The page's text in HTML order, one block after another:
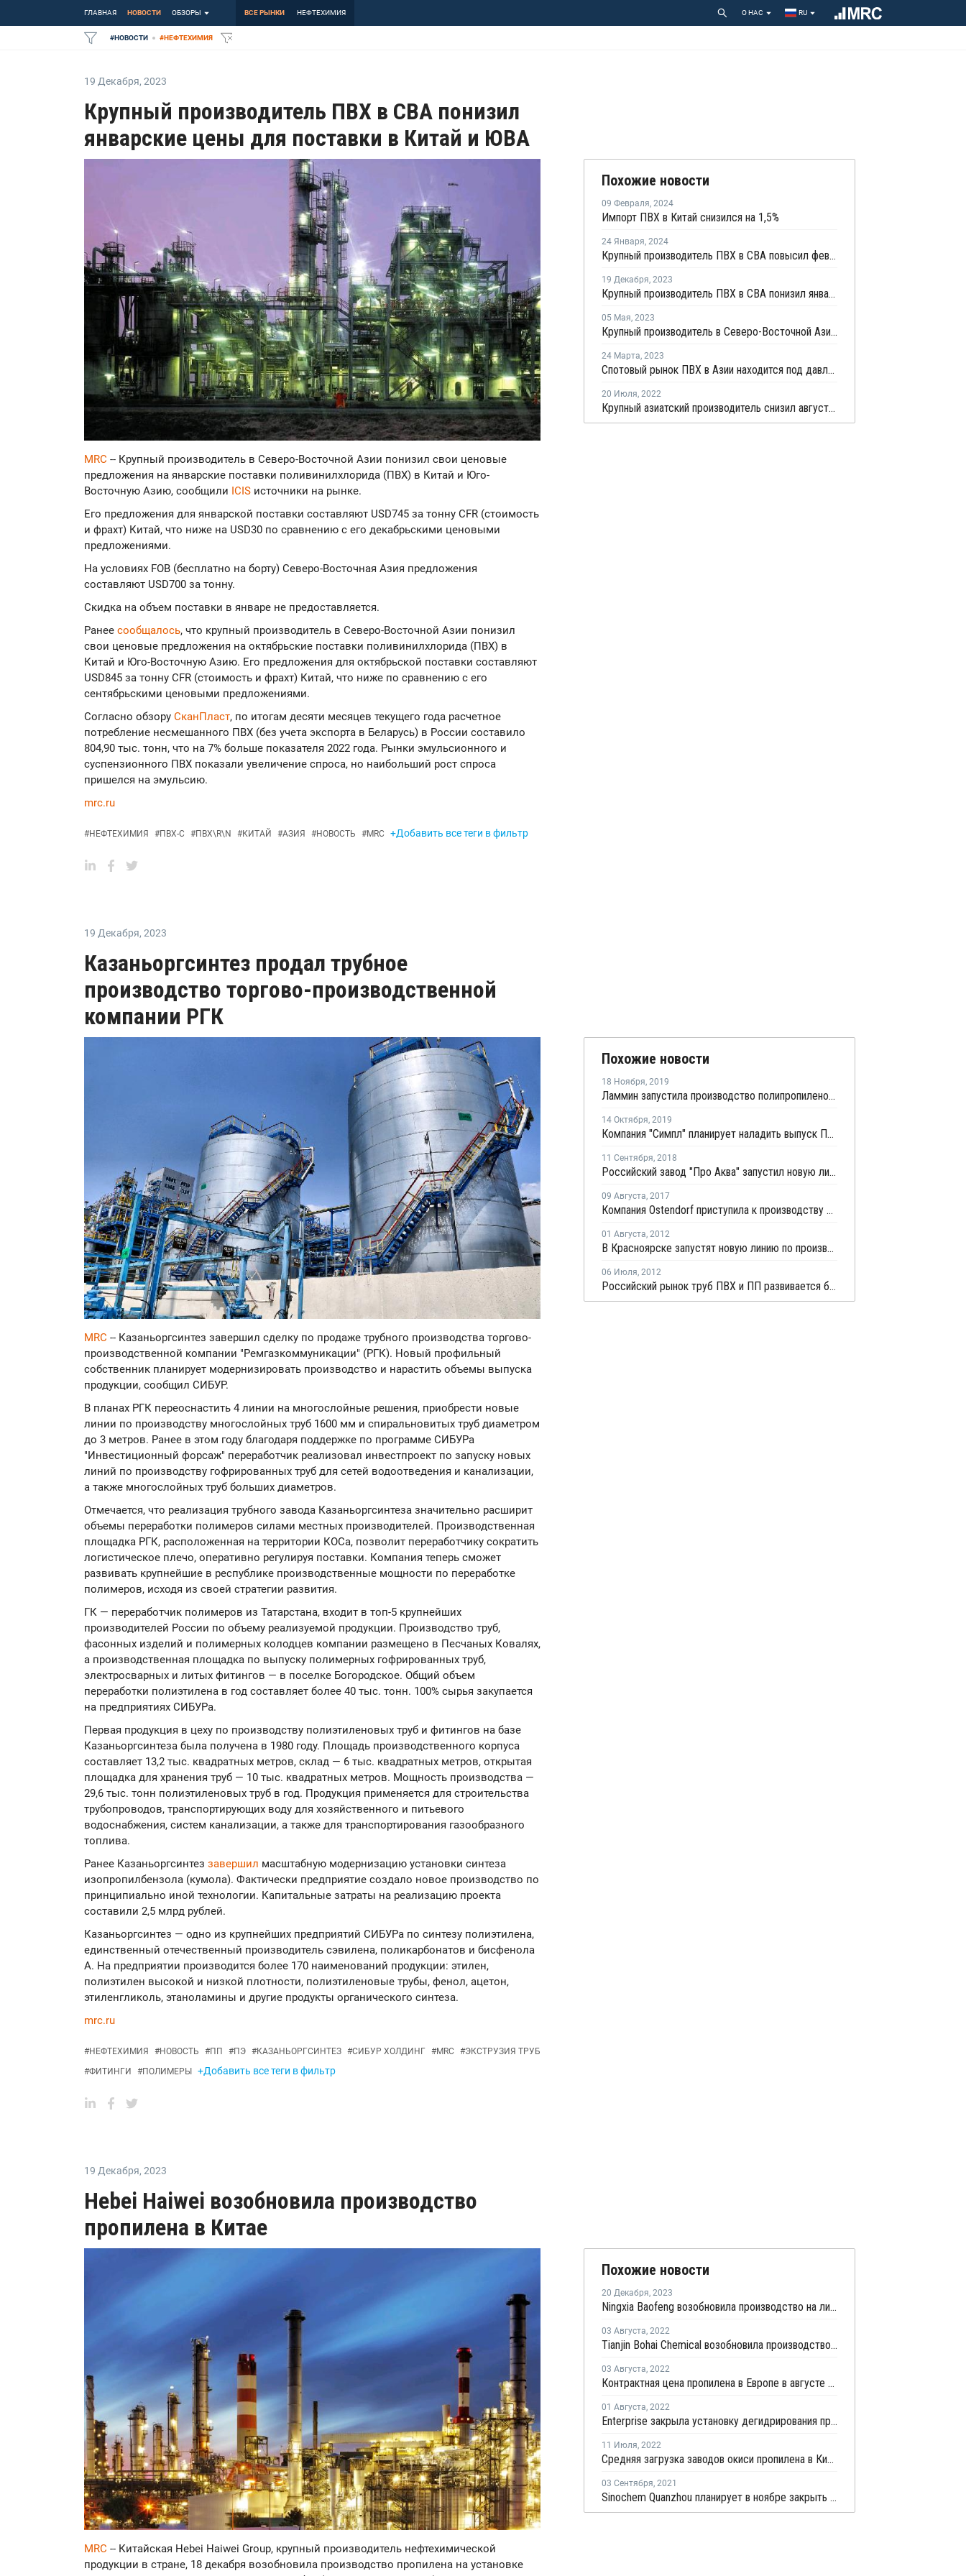
ГЛАВНАЯ НОВОСТИ ОБЗОРЫ ВСЕ РЫНКИ НЕФТЕХИМИЯ О НАС RU
#НОВОСТИ #НЕФТЕХИМИЯ
19 Декабря, 2023
Крупный производитель ПВХ в СВА понизил
январские цены для поставки в Китай и ЮВА
MRC -- Крупный производитель в Северо-Восточной Азии понизил свои ценовые
предложения на январские поставки поливинилхлорида (ПВХ) в Китай и Юго-
Восточную Азию, сообщили ICIS источники на рынке.
Его предложения для январской поставки составляют USD745 за тонну CFR (стоимость
и фрахт) Китай, что ниже на USD30 по сравнению с его декабрьскими ценовыми
предложениями.
На условиях FOB (бесплатно на борту) Северо-Восточная Азия предложения
составляют USD700 за тонну.
Скидка на объем поставки в январе не предоставляется.
Ранее сообщалось, что крупный производитель в Северо-Восточной Азии понизил
свои ценовые предложения на октябрьские поставки поливинилхлорида (ПВХ) в
Китай и Юго-Восточную Азию. Его предложения для октябрьской поставки составляют
USD845 за тонну CFR (стоимость и фрахт) Китай, что ниже по сравнению с его
сентябрьскими ценовыми предложениями.
Согласно обзору СканПласт, по итогам десяти месяцев текущего года расчетное
потребление несмешанного ПВХ (без учета экспорта в Беларусь) в России составило
804,90 тыс. тонн, что на 7% больше показателя 2022 года. Рынки эмульсионного и
суспензионного ПВХ показали увеличение спроса, но наибольший рост спроса
пришелся на эмульсию.
mrc.ru
#НЕФТЕХИМИЯ #ПВХ-С #ПВХ\R\N #КИТАЙ #АЗИЯ #НОВОСТЬ #MRC +Добавить все теги в фильтр
Похожие новости
09 Февраля, 2024
Импорт ПВХ в Китай снизился на 1,5%
24 Января, 2024
Крупный производитель ПВХ в СВА повысил февральские цены для поставки в Китай и ЮВА
19 Декабря, 2023
Крупный производитель ПВХ в СВА понизил январские цены для поставки в Индию
05 Мая, 2023
Крупный производитель в Северо-Восточной Азии снизил майские цены ПВХ для поставки в Индию
24 Марта, 2023
Спотовый рынок ПВХ в Азии находится под давлением высокого предложения
20 Июля, 2022
Крупный азиатский производитель снизил августовские цены ПВХ для поставки в Китай и ЮВА
19 Декабря, 2023
Казаньоргсинтез продал трубное
производство торгово-производственной
компании РГК
MRC -- Казаньоргсинтез завершил сделку по продаже трубного производства торгово-
производственной компании "Ремгазкоммуникации" (РГК). Новый профильный
собственник планирует модернизировать производство и нарастить объемы выпуска
продукции, сообщил СИБУР.
В планах РГК переоснастить 4 линии на многослойные решения, приобрести новые
линии по производству многослойных труб 1600 мм и спиральновитых труб диаметром
до 3 метров. Ранее в этом году благодаря поддержке по программе СИБУРа
"Инвестиционный форсаж" переработчик реализовал инвестпроект по запуску новых
линий по производству гофрированных труб для сетей водоотведения и канализации,
а также многослойных труб больших диаметров.
Отмечается, что реализация трубного завода Казаньоргсинтеза значительно расширит
объемы переработки полимеров силами местных производителей. Производственная
площадка РГК, расположенная на территории КОСа, позволит переработчику сократить
логистическое плечо, оперативно регулируя поставки. Компания теперь сможет
развивать крупнейшие в республике производственные мощности по переработке
полимеров, исходя из своей стратегии развития.
ГК — переработчик полимеров из Татарстана, входит в топ-5 крупнейших
производителей России по объему реализуемой продукции. Производство труб,
фасонных изделий и полимерных колодцев компании размещено в Песчаных Ковалях,
а производственная площадка по выпуску полимерных гофрированных труб,
электросварных и литых фитингов — в поселке Богородское. Общий объем
переработки полиэтилена в год составляет более 40 тыс. тонн. 100% сырья закупается
на предприятиях СИБУРа.
Первая продукция в цеху по производству полиэтиленовых труб и фитингов на базе
Казаньоргсинтеза была получена в 1980 году. Площадь производственного корпуса
составляет 13,2 тыс. квадратных метров, склад — 6 тыс. квадратных метров, открытая
площадка для хранения труб — 10 тыс. квадратных метров. Мощность производства —
29,6 тыс. тонн полиэтиленовых труб в год. Продукция применяется для строительства
трубопроводов, транспортирующих воду для хозяйственного и питьевого
водоснабжения, систем канализации, а также для транспортирования газообразного
топлива.
Ранее Казаньоргсинтез завершил масштабную модернизацию установки синтеза
изопропилбензола (кумола). Фактически предприятие создало новое производство по
принципиально иной технологии. Капитальные затраты на реализацию проекта
составили 2,5 млрд рублей.
Казаньоргсинтез — одно из крупнейших предприятий СИБУРа по синтезу полиэтилена,
единственный отечественный производитель сэвилена, поликарбонатов и бисфенола
А. На предприятии производится более 170 наименований продукции: этилен,
полиэтилен высокой и низкой плотности, полиэтиленовые трубы, фенол, ацетон,
этиленгликоль, этаноламины и другие продукты органического синтеза.
mrc.ru
#НЕФТЕХИМИЯ #НОВОСТЬ #ПП #ПЭ #КАЗАНЬОРГСИНТЕЗ #СИБУР ХОЛДИНГ #MRC #ЭКСТРУЗИЯ ТРУБ
#ФИТИНГИ #ПОЛИМЕРЫ +Добавить все теги в фильтр
Похожие новости
18 Ноября, 2019
Ламмин запустила производство полипропиленовых кранов на базе новых пресс-форм
14 Октября, 2019
Компания "Симпл" планирует наладить выпуск ПП-труб и упаковочной пленки в ТОСЭР "Нижнекамск"
11 Сентября, 2018
Российский завод "Про Аква" запустил новую линию труб и фитингов
09 Августа, 2017
Компания Ostendorf приступила к производству труб из ПВХ
01 Августа, 2012
В Красноярске запустят новую линию по производству ПП фитингов
06 Июля, 2012
Российский рынок труб ПВХ и ПП развивается быстрыми темпами
19 Декабря, 2023
Hebei Haiwei возобновила производство
пропилена в Китае
MRC -- Китайская Hebei Haiwei Group, крупный производитель нефтехимической
продукции в стране, 18 декабря возобновила производство пропилена на установке
Похожие новости
20 Декабря, 2023
Ningxia Baofeng возобновила производство на линии №3 по переработке угля в олефины в Нинся
03 Августа, 2022
Tianjin Bohai Chemical возобновила производство пропилена на установке дегидрирования пропана в Таньзине
03 Августа, 2022
Контрактная цена пропилена в Европе в августе снизилась на EUR85 за тонну
01 Августа, 2022
Enterprise закрыла установку дегидрирования пропана в Техасе на внеплановый ремонт
11 Июля, 2022
Средняя загрузка заводов окиси пропилена в Китае немного выросла
03 Сентября, 2021
Sinochem Quanzhou планирует в ноябре закрыть производство окиси пропилена в Китае